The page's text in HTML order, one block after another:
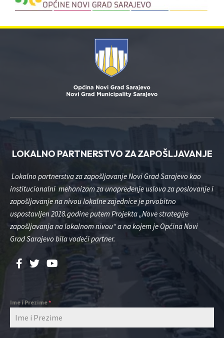
LOKALNO PARTNERSTVO ZA ZAPOŠLJAVANJE
Lokalno partnerstva za zapošljavanje Novi Grad Sarajevo kao
institucionalni mehanizam za unapređenje uslova za poslovanje i
zapošljavanje na nivou lokalne zajednice je prvobitno
uspostavljen 2018.godine putem Projekta „Nove strategije
zapošljavanja na lokalnom nivou“ a na kojem je Općina Novi
Grad Sarajevo bila vodeći partner.
Ime i Prezime*